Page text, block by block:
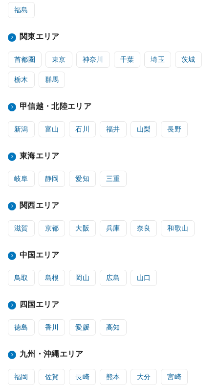
福島
関東エリア
首都圏 東京 神奈川 千葉 埼玉 茨城
栃木 群馬
甲信越・北陸エリア
新潟 富山 石川 福井 山梨 長野
東海エリア
岐阜 静岡 愛知 三重
関西エリア
滋賀 京都 大阪 兵庫 奈良 和歌山
中国エリア
鳥取 島根 岡山 広島 山口
四国エリア
徳島 香川 愛媛 高知
九州・沖縄エリア
福岡 佐賀 長崎 熊本 大分 宮崎